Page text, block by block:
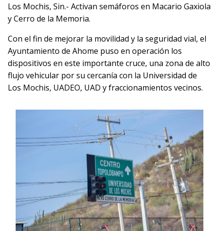
Los Mochis, Sin.- Activan semáforos en Macario Gaxiola
y Cerro de la Memoria.
Con el fin de mejorar la movilidad y la seguridad vial, el
Ayuntamiento de Ahome puso en operación los
dispositivos en este importante cruce, una zona de alto
flujo vehicular por su cercanía con la Universidad de
Los Mochis, UADEO, UAD y fraccionamientos vecinos.